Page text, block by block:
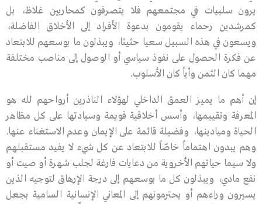
يرون سلبيات في مجتمعهم فلا يتصرفون كمحاربين غلاظ، بل
كمرشدين رحماء يقومون بدعوة الأفراد إلى الأخلاق الفاضلة،
ويسعون في هذه السبيل سعيا حثيثا، ويبذلون ما بوسعهم للابتعاد
عن فكرة الحصول على نفوذ سياسي أو الوصول إلى مناصب مختلفة
مهما كان الثمن وأياً كان الأسلوب.
إن أهم ما يميز العمق الداخلي لهؤلاء الناذرين أرواحهم لله هو
المعرفة وتقييمها، وأسس أخلاقية قويمة وسيادتها على كل مظاهر
الحياة وميادينها، وفضيلة قائمة على الإيمان وعدم الاستغناء عنها.
وهم يبدون اهتماماً خاصّاً للابتعاد عن كل شيء لا يفيد مستقبلهم
ولا سيما حياتهم الأخروية من دعايات فارغة لجلب شهرة أو صيت أو
نفع مادي، ويبذلون كل ما بوسعهم إلى درجة الإرهاق لتوجيه الذين
يسيرون وراءهم أو يحترمونهم إلى المعاني الإنسانية السامية بجعل